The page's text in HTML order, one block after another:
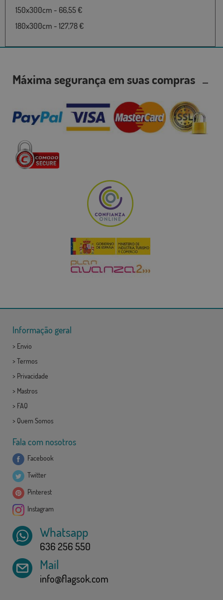
150x300cm - 66,55 €
180x300cm - 127,78 €
Máxima segurança em suas compras
Informação geral
> Envio
> Termos
> Privacidade
> Mastros
> FAQ
> Quem Somos
Fala com nosotros
Facebook
Twitter
Pinterest
Instagram
Whatsapp
636 256 550
Mail
info@flagsok.com